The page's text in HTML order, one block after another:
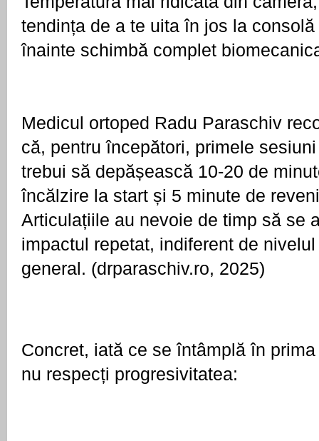
tendința de a te uita în jos la
înainte schimbă complet
Medicul ortoped Radu Paraschiv
că, pentru începători, primele
trebui să depășească 10-20 de
încălzire la start și 5 minute de
Articulațiile au nevoie de timp să se
impactul repetat, indiferent de
general. (drparaschiv.ro, 2025)
Concret, iată ce se întâmplă în
nu respecți progresivitatea: